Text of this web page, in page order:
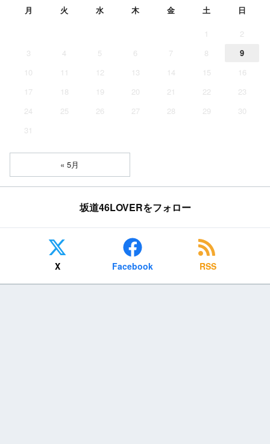
月 火 水 木 金 土 日
1
2
3
4 5 6 7 8
9
10
11 12 13 14 15
16
17
18 19 20 21 22
23
24
25 26 27 28 29
30
31
« 5月
坂道46LOVERをフォロー
X Facebook RSS